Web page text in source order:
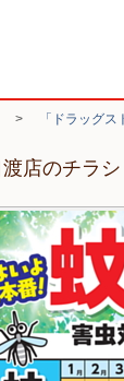
> 「ドラッグ
店のチラ